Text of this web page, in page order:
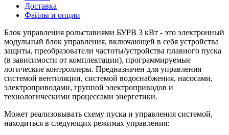
Доставка
Файлы и опции
Блок управления рольставнями БУРВ 3 кВт - это электронный
модульный блок управления, включающей в себя устройства
защиты, преобразователи частоты/устройства плавного пуска
(в зависимости от комплектации), программируемые
логические контроллеры. Предназначен для управления
системой вентиляции, системой водоснабжения, насосами,
электроприводами, группой электроприводов и
технологическими процессами энергетики.
Может реализовывать схему пуска и управления системой,
находиться в следующих режимах управления: